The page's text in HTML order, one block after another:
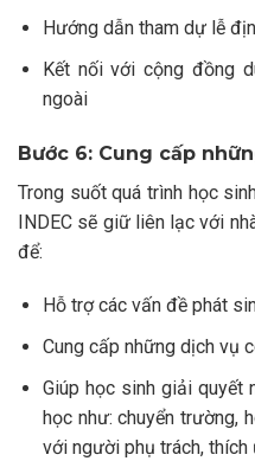
Hướng dẫn tham dự lễ
Kết nối với cộng đồng
ngoài
Bước 6: Cung cấp
Trong suốt quá trình học
INDEC sẽ giữ liên lạc với
để:
Hỗ trợ các vấn đề phát
Cung cấp những dịch vụ
Giúp học sinh giải quyết
học như: chuyển trường,
với người phụ trách, thích